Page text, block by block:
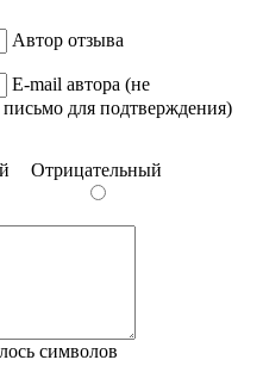
Автор отзыва
E-mail автора (не
для подтверждения)
Отрицательный
символов